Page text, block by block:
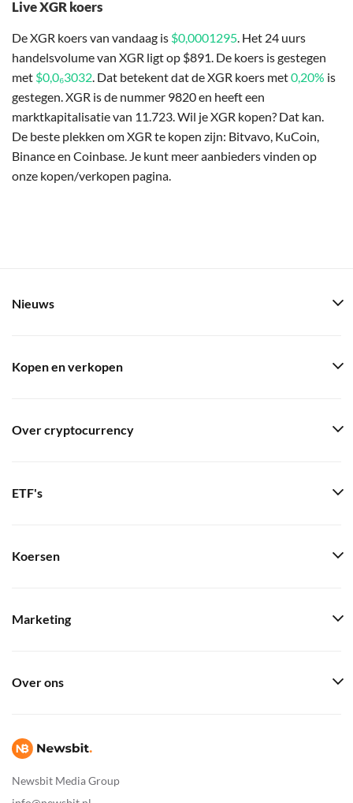
Live XGR koers
De XGR koers van vandaag is $0,0001295. Het 24 uurs
handelsvolume van XGR ligt op $891. De koers is gestegen
met $0,0₆3032. Dat betekent dat de XGR koers met0,20% is
gestegen. XGR is de nummer 9820 en heeft een
marktkapitalisatie van 11.723. Wil je XGR kopen? Dat kan.
De beste plekken om XGR te kopen zijn: Bitvavo, KuCoin,
Binance en Coinbase. Je kunt meer aanbieders vinden op
onze kopen/verkopen pagina.
Newsbit Media Group
Nieuws
Kopen en verkopen
Over cryptocurrency
ETF's
Koersen
Marketing
Over ons